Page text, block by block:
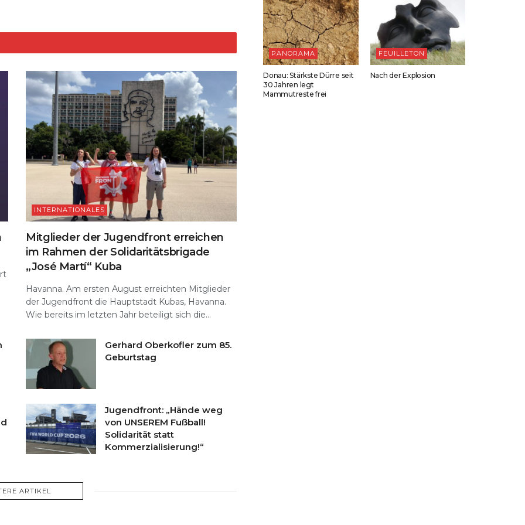
n
k
INTERNATIONALES
Mitglieder der Jugendfront erreichen
im Rahmen der Solidaritätsbrigade
„José Martí“ Kuba
Havanna. Am ersten August erreichten Mitglieder
der Jugendfront die Hauptstadt Kubas, Havanna.
Wie bereits im letzten Jahr beteiligt sich die...
Gerhard Oberkofler zum 85.
Geburtstag
Jugendfront: „Hände weg
von UNSEREM Fußball!
Solidarität statt
Kommerzialisierung!“
ARTIKEL
PANORAMA
Donau: Stärkste Dürre seit
30 Jahren legt
Mammutreste frei
FEUILLETON
Nach der Explosion